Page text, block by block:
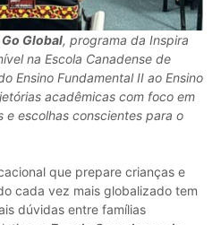
Go Global, programa da Inspira
na Escola Canadense de
Ensino Fundamental II ao Ensino
acadêmicas com foco em
e escolhas conscientes para o
que prepare crianças e
cada vez mais globalizado tem
dúvidas entre famílias